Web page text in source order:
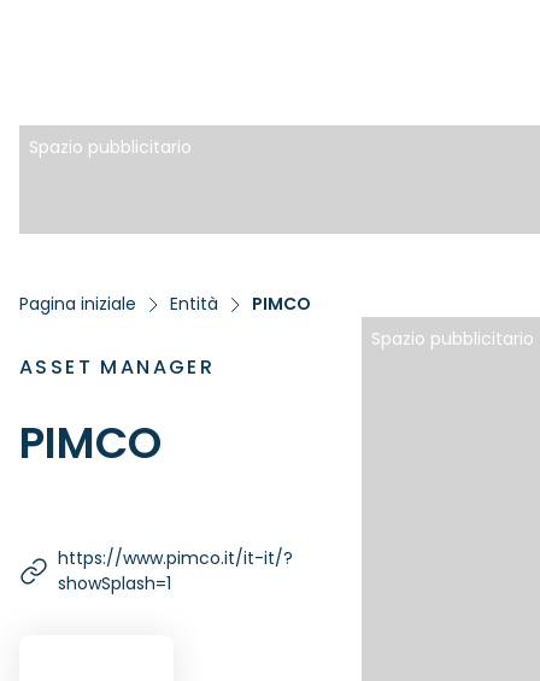
Spazio pubblicitario
Pagina iniziale Entità PIMCO
ASSET MANAGER
PIMCO
https://www.pimco.it/it-it/?
showSplash=1
Spazio pubblicitario